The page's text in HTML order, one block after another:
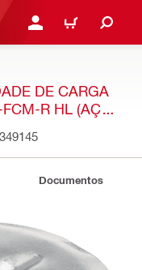
ENTRAR OU REGISTAR
CARRINHO
DE CARGA
R HL (AÇO
Documentos